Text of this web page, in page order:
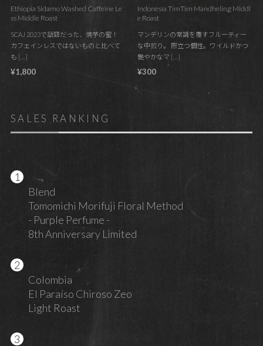
Ethiopia Sidamo Washed Caffeine Le
ss Middle Roast
SCAJ 2023で話題だった、焼芋の蜜！
カフェインレスではないものと比べて
も […]
¥1,800
Indonesia TimTim Mandheling Middl
e Roast
マンデリンの常識を覆すフルーティー
な中煎り。 際立つ個性。ワイルドかつ
艶やかなマ […]
¥300
SALES RANKING
Blend
Tomomichi Morifuji Floral Method
- Purple Perfume -
8th Anniversary Limited
Colombia
El Paraíso Chiroso Zeo
Light Roast